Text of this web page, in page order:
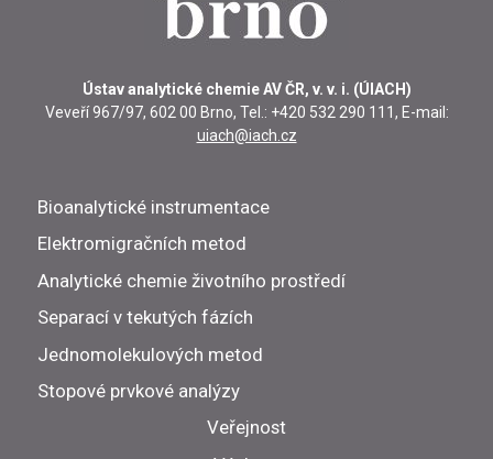
Ústav analytické chemie AV ČR, v. v. i. (ÚIACH)
Veveří 967/97, 602 00 Brno, Tel.: +420 532 290 111, E-mail:
uiach@iach.cz
Bioanalytické instrumentace
Elektromigračních metod
Analytické chemie životního prostředí
Separací v tekutých fázích
Jednomolekulových metod
Stopové prvkové analýzy
Veřejnost